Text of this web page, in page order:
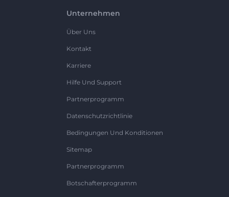
Unternehmen
Über Uns
Kontakt
Karriere
Hilfe Und Support
Partnerprogramm
Datenschutzrichtlinie
Bedingungen Und Konditionen
Sitemap
Partnerprogramm
Botschafterprogramm